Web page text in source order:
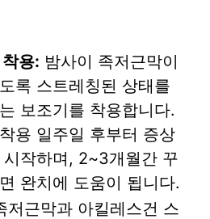
용: 밤사이 족저근막이
록 스트레칭된 상태를
보조기를 착용합니다.
용 일주일 후부터 증상
시작하며, 2~3개월간 꾸
완치에 도움이 됩니다.
저근막과 아킬레스건 스